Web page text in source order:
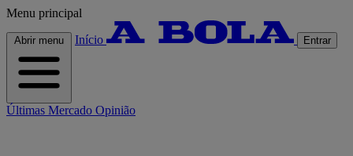
Menu principal
Abrir menu Início Entrar
Últimas Mercado Opinião